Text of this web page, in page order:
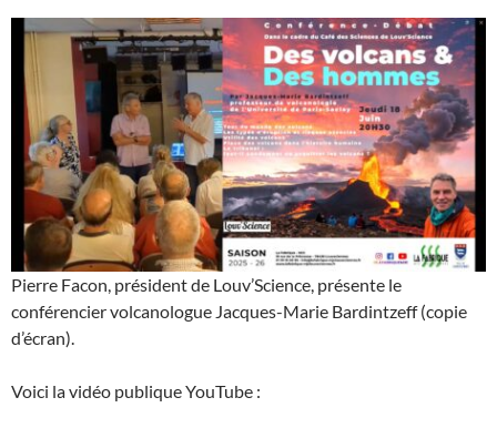
Pierre Facon, président de Louv’Science, présente le
conférencier volcanologue Jacques-Marie Bardintzeff (copie
d’écran).
Voici la vidéo publique YouTube :